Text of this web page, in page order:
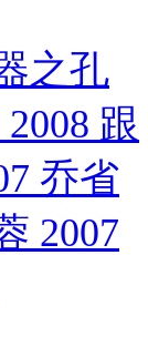
之孔
跟
乔省
2007